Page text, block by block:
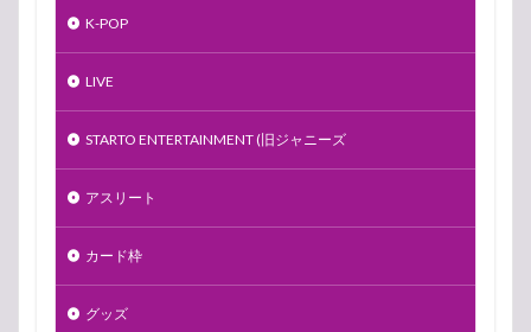
K-POP
LIVE
STARTO ENTERTAINMENT (旧ジャニーズ
アスリート
カード枠
グッズ